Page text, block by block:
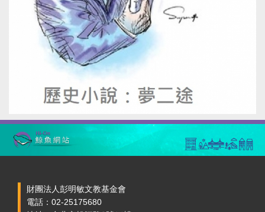
財團法人彭明敏文教基金會
電話：02-25175680